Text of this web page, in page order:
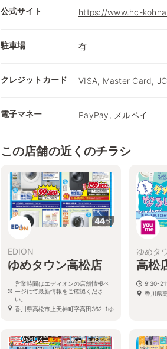
公式サイト https://www.hc-
駐車場 有
クレジットカード VISA, Master Card,
電子マネー PayPay, メルペイ
この店舗の近くのチラシ
44枚
EDION
ゆめタウン高松店
営業時間はエディオンの店舗情報ペ
ージにて最新情報をご確認くださ
い。
香川県高松市上天神町字高田362-1ゆ
ゆめタ
高松
9:30-
香川県